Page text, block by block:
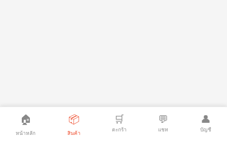
🏠
หน้าหลัก
📦
สินค้า
🛒
ตะกร้า
💬
แชท
👤
บัญชี